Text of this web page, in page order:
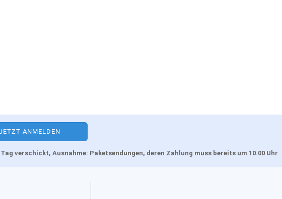
verschickt, Ausnahme: Paketsendungen, deren Zahlung muss bereits um 10.00 Uhr